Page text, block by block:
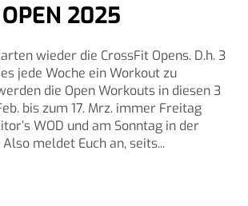
OPEN 2025
wieder die CrossFit Opens. D.h. 3
jede Woche ein Workout zu
die Open Workouts in diesen 3
bis zum 17. Mrz. immer Freitag
WOD und am Sonntag in der
meldet Euch an, seits...